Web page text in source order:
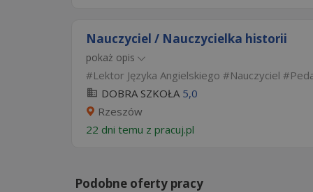
Nauczyciel / Nauczycielka historii
pokaż opis
Lektor Języka Angielskiego Nauczyciel
DOBRA SZKOŁA 5,0
Rzeszów
22 dni temu z pracuj.pl
Podobne oferty pracy